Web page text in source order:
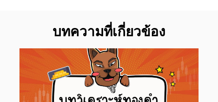
บทความที่เกี่ยวข้อง